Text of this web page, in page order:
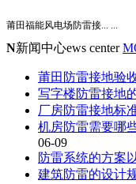
莆田福能风电场防雷接
N新闻中心ews center
莆田防雷接地验
写字楼防雷接地
厂房防雷接地标
机房防雷需要哪
06-09
防雷系统的方案
建筑防雷的设计